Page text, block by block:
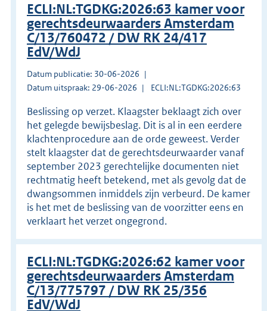
ECLI:NL:TGDKG:2026:63 kamer voor
gerechtsdeurwaarders Amsterdam
C/13/760472 / DW RK 24/417
EdV/WdJ
Datum publicatie: 30-06-2026
Datum uitspraak: 29-06-2026
ECLI:NL:TGDKG:2026:63
Beslissing op verzet. Klaagster beklaagt zich over
het gelegde bewijsbeslag. Dit is al in een eerdere
klachtenprocedure aan de orde geweest. Verder
stelt klaagster dat de gerechtsdeurwaarder vanaf
september 2023 gerechtelijke documenten niet
rechtmatig heeft betekend, met als gevolg dat de
dwangsommen inmiddels zijn verbeurd. De kamer
is het met de beslissing van de voorzitter eens en
verklaart het verzet ongegrond.
ECLI:NL:TGDKG:2026:62 kamer voor
gerechtsdeurwaarders Amsterdam
C/13/775797 / DW RK 25/356
EdV/WdJ